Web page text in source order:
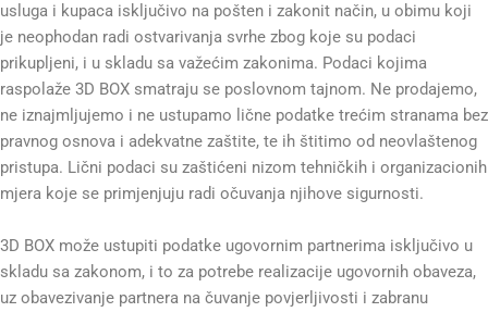
usluga i kupaca isključivo na pošten i zakonit način, u obimu koji
je neophodan radi ostvarivanja svrhe zbog koje su podaci
prikupljeni, i u skladu sa važećim zakonima. Podaci kojima
raspolaže 3D BOX smatraju se poslovnom tajnom. Ne prodajemo,
ne iznajmljujemo i ne ustupamo lične podatke trećim stranama bez
pravnog osnova i adekvatne zaštite, te ih štitimo od neovlaštenog
pristupa. Lični podaci su zaštićeni nizom tehničkih i organizacionih
mjera koje se primjenjuju radi očuvanja njihove sigurnosti.
3D BOX može ustupiti podatke ugovornim partnerima isključivo u
skladu sa zakonom, i to za potrebe realizacije ugovornih obaveza,
uz obavezivanje partnera na čuvanje povjerljivosti i zabranu